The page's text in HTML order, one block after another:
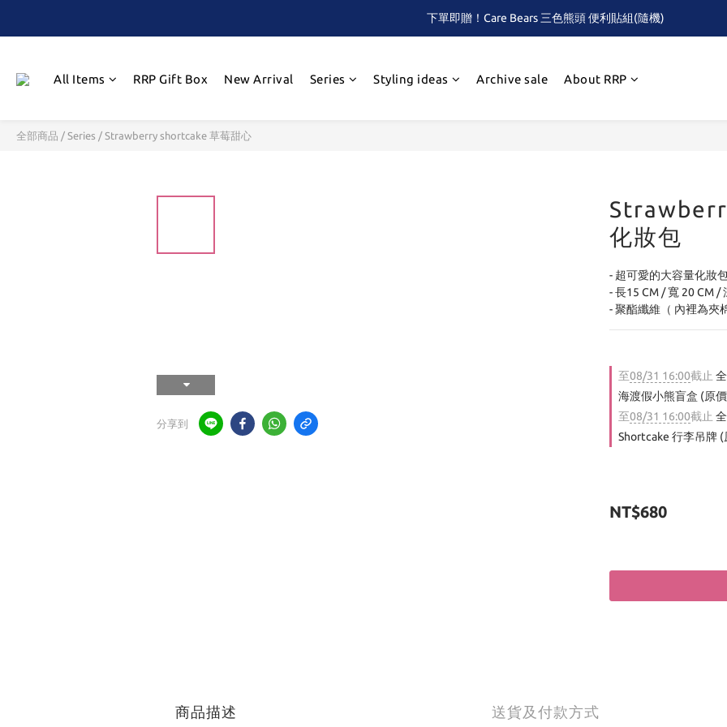
全館滿$2,000 免運 (限本島)
下單即贈！Care Bears 三色熊頭 便利貼組(隨機)
All Items RRP Gift Box New Arrival Series Styling ideas Archive sale About RRP
全部商品 / Series / Strawberry shortcake 草莓甜心
分享到
化妝包
- 超可愛的大容量化妝
- 長15 CM / 寬 20 CM /
- 聚酯纖維（ 內裡為夾
至08/31 16:00截止
海渡假小熊盲盒 (原
至08/31 16:00截止
Shortcake 行李吊牌
NT$680
商品描述 送貨及付款方式